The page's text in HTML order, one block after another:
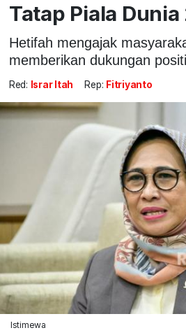
Tatap Piala
Hetifah mengajak
memberikan dukungan
Red: Israr Itah Rep: Fitriyanto
Istimewa